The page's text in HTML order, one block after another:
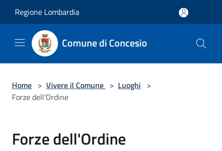
Regione Lombardia
Comune di Concesio
Home > Vivere il Comune > Luoghi >
Forze dell'Ordine
Forze dell'Ordine